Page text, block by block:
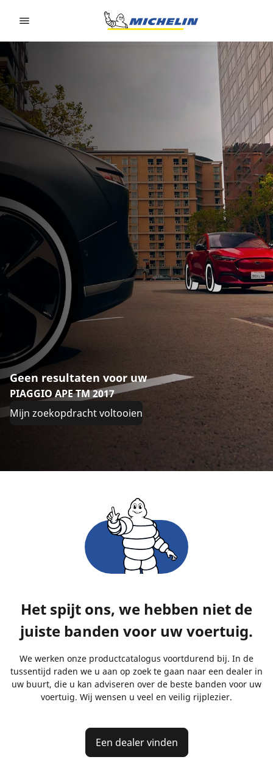
Geen resultaten voor uw
PIAGGIO APE TM 2017
Mijn zoekopdracht voltooien
Het spijt ons, we hebben niet de
juiste banden voor uw voertuig.
We werken onze productcatalogus voortdurend bij. In de
tussentijd raden we u aan op zoek te gaan naar een dealer in
uw buurt, die u kan adviseren over de beste banden voor uw
voertuig. Wij wensen u veel en veilig rijplezier.
Een dealer vinden